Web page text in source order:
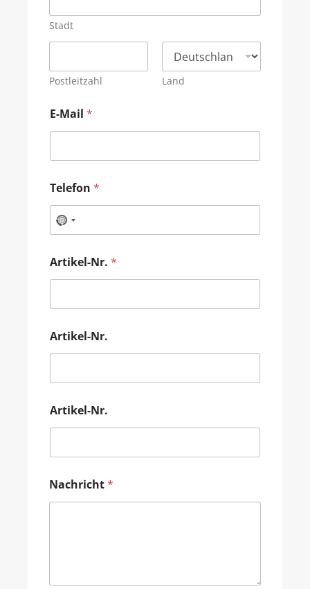
Stadt
Postleitzahl Land
E-Mail *
Telefon *
Artikel-Nr. *
Artikel-Nr.
Artikel-Nr.
Nachricht*